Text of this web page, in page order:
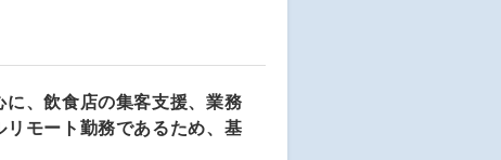
、飲食店の集客支援、業務
モート勤務であるため、基